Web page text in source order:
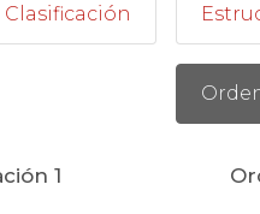
Clasificación
1